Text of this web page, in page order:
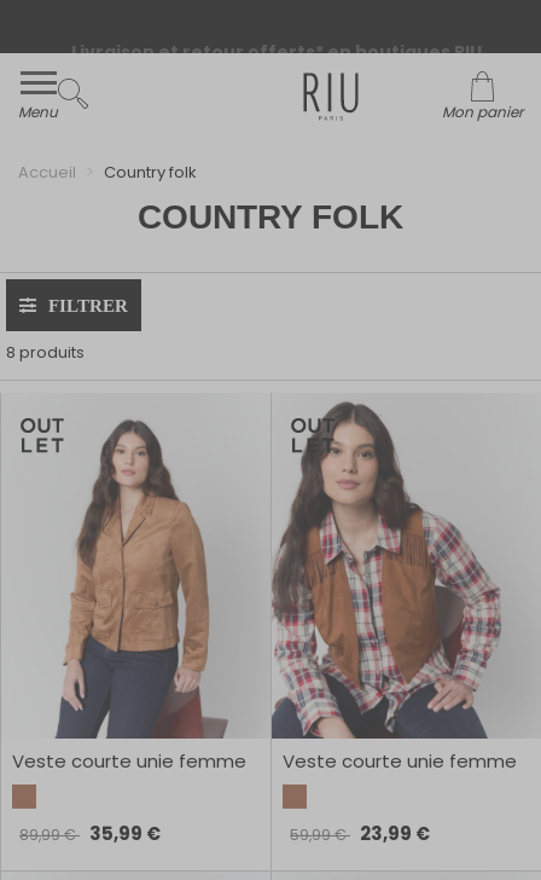
Paris - Jacqueline RIU
Menu Mon panier
Accueil Country folk
COUNTRY FOLK
FILTRER
8 produits
Veste courte unie femme
89,99 € 35,99 €
Veste courte unie femme
59,99 € 23,99 €